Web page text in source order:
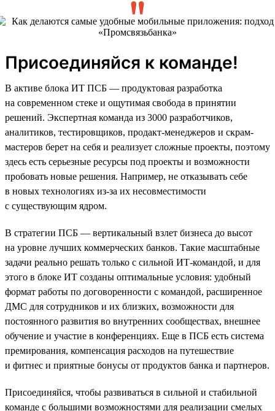
Присоединяйся к команде!
В активе блока ИТ ПСБ — продуктовая разработка
на современном стеке и ощутимая свобода в принятии
решений. Экспертная команда из 3000 разработчиков,
аналитиков, тестировщиков, продакт-менеджеров и скрам-
мастеров берет на себя и реализует сложные проекты, поэтому
здесь есть серьезные ресурсы под проекты и возможности
пробовать новые решения. Например, не отказывать себе
в новых технологиях из-за их несовместимости
с существующим ядром.
В стратегии ПСБ — вертикальный взлет бизнеса до высот
на уровне лучших коммерческих банков. Такие масштабные
задачи реально решать только с сильной ИТ-командой, и для
этого в блоке ИТ созданы оптимальные условия: удобный
формат работы по договоренности с командой, расширенное
ДМС для сотрудников и их близких, возможности для
постоянного развития во внутренних сообществах, внешнее
обучение и участие в конференциях. Еще в ПСБ есть система
премирования, компенсация расходов на путешествие
и фитнес и приятные бонусы от продуктов банка и партнеров.
Присоединяйся, чтобы развиваться в сильной и стабильной
команде с большими возможностями для реализации смелых